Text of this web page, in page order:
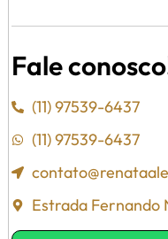
Fale
(11) 97539-6437
(11) 97539-6437
Estrada Fernando